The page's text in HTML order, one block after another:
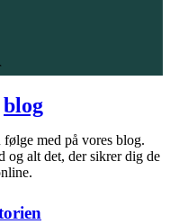
blog
med på vores blog.
og alt det, der sikrer dig de